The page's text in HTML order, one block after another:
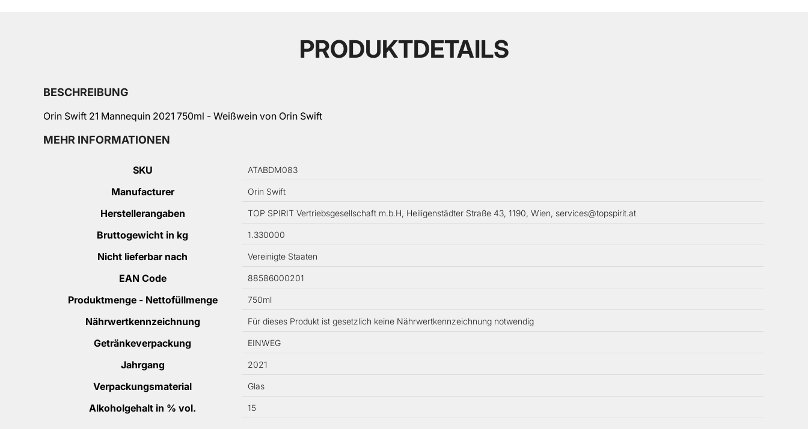
PRODUKTDETAILS
BESCHREIBUNG
Orin Swift 21 Mannequin 2021 750ml - Weißwein von Orin Swift
MEHR INFORMATIONEN
SKU ATABDM083
Manufacturer Orin Swift
Herstellerangaben TOP SPIRIT Vertriebsgesellschaft m.b.H, Heiligenstädter Straße 43, 1190, Wien, services@topspirit.at
Bruttogewicht in kg 1.330000
Nicht lieferbar nach Vereinigte Staaten
EAN Code 88586000201
Produktmenge - Nettofüllmenge 750ml
Nährwertkennzeichnung Für dieses Produkt ist gesetzlich keine Nährwertkennzeichnung notwendig
Getränkeverpackung EINWEG
Jahrgang 2021
Verpackungsmaterial Glas
Alkoholgehalt in % vol. 15